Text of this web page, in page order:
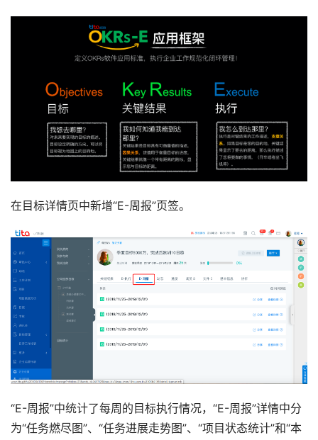
在目标详情页中新增“E-周报”页签。
“E-周报”中统计了每周的目标执行情况，“E-周报”详情中分
为“任务燃尽图”、“任务进展走势图”、“项目状态统计”和“本